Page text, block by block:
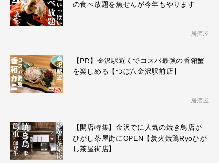
の食べ放題を魚せんが今年もやります
居酒屋
【PR】金沢駅近くでコスパ最強の香箱蟹
を楽しめる【つぼ八金沢駅前店】
居酒屋
【開店特集】金沢でに人気の焼き鳥店が
ひがし茶屋街にOPEN【炭火焼鶏Ryoひが
し茶屋街店】